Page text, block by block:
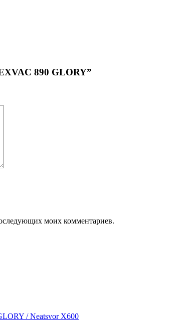
890 GLORY”
моих комментариев.
/ Neatsvor X600